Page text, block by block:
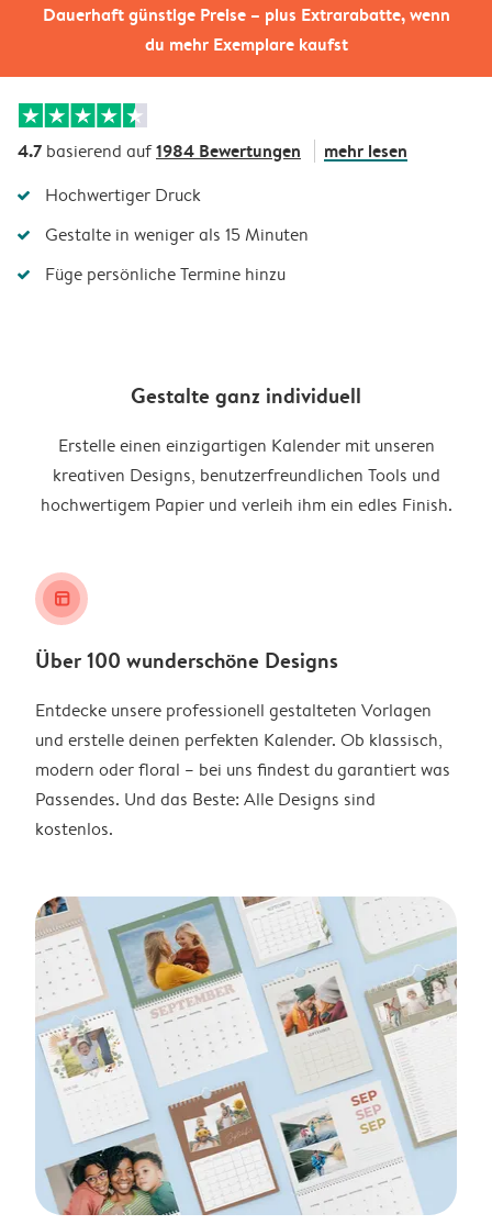
Dauerhaft günstige Preise – plus Extrarabatte, wenn
du mehr Exemplare kaufst
4.7 basierend auf1984 Bewertungen mehr lesen
Hochwertiger Druck
Gestalte in weniger als 15 Minuten
Füge persönliche Termine hinzu
Gestalte ganz individuell
Erstelle einen einzigartigen Kalender mit unseren
kreativen Designs, benutzerfreundlichen Tools und
hochwertigem Papier und verleih ihm ein edles Finish.
layout_alt
Über 100 wunderschöne Designs
Entdecke unsere professionell gestalteten Vorlagen
und erstelle deinen perfekten Kalender. Ob klassisch,
modern oder floral – bei uns findest du garantiert was
Passendes. Und das Beste: Alle Designs sind
kostenlos.